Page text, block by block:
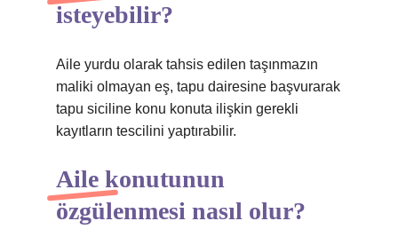
isteyebilir?
Aile yurdu olarak tahsis edilen taşınmazın
maliki olmayan eş, tapu dairesine başvurarak
tapu siciline konu konuta ilişkin gerekli
kayıtların tescilini yaptırabilir.
Aile konutunun
özgülenmesi nasıl olur?